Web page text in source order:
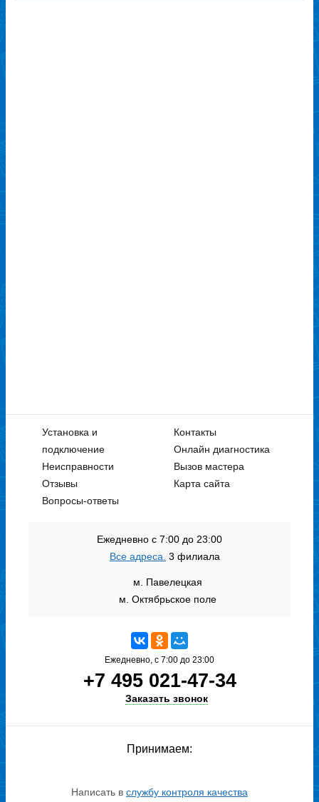
Установка и
подключение
Неисправности
Отзывы
Вопросы-ответы
Контакты
Онлайн диагностика
Вызов мастера
Карта сайта
Ежедневно с 7:00 до 23:00
Все адреса. 3 филиала
м. Павелецкая
м. Октябрьское поле
Ежедневно, с 7:00 до 23:00
+7 495 021-47-34
Заказать звонок
Принимаем:
Написать в службу контроля качества